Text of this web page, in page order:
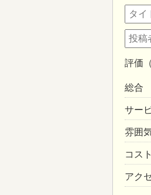
評価
総合
サー
雰囲
コス
アク